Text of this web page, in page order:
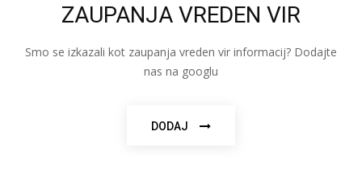
ZAUPANJA VREDEN VIR
Smo se izkazali kot zaupanja vreden vir informacij? Dodajte
nas na googlu
DODAJ